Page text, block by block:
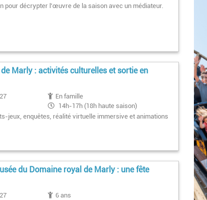
pour décrypter l'œuvre de la saison avec un médiateur.
Marly : activités culturelles et sortie en
En famille
14h-17h (18h haute saison)
jeux, enquêtes, réalité virtuelle immersive et animations
du Domaine royal de Marly : une fête
6 ans